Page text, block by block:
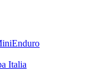
Italia